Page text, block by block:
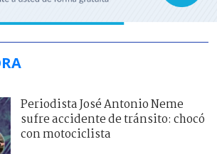
Periodista José Antonio Neme
sufre accidente de tránsito: chocó
con motociclista